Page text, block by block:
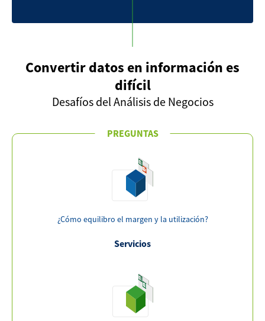
Convertir datos en información es
difícil
Desafíos del Análisis de Negocios
¿Cómo equilibro el margen y la utilización?
Servicios
PREGUNTAS